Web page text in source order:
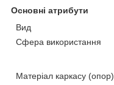
Основні атрибути
Вид
Сфера використання
Матеріал каркасу (опор)